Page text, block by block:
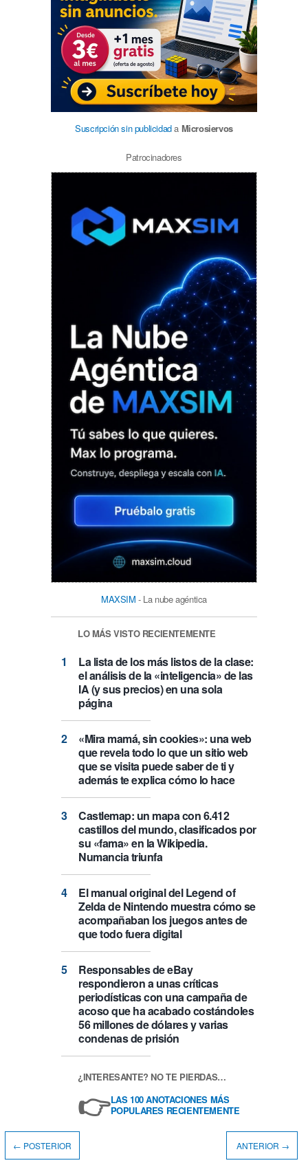
Suscripción sin publicidada Microsiervos
Patrocinadores
MAXSIM - La nube agéntica
LO MÁS VISTO RECIENTEMENTE
La lista de los más listos de la clase:
el análisis de la «inteligencia» de las
IA (y sus precios) en una sola
página
«Mira mamá, sin cookies»: una web
que revela todo lo que un sitio web
que se visita puede saber de ti y
además te explica cómo lo hace
Castlemap: un mapa con 6.412
castillos del mundo, clasificados por
su «fama» en la Wikipedia.
Numancia triunfa
El manual original del Legend of
Zelda de Nintendo muestra cómo se
acompañaban los juegos antes de
que todo fuera digital
Responsables de eBay
respondieron a unas críticas
periodísticas con una campaña de
acoso que ha acabado costándoles
56 millones de dólares y varias
condenas de prisión
¿INTERESANTE? NO TE PIERDAS…
👉LAS 100 ANOTACIONES MÁS
POPULARES RECIENTEMENTE
← POSTERIOR ANTERIOR →